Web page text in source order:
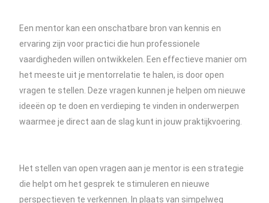
Een mentor kan een onschatbare bron van kennis en
ervaring zijn voor practici die hun professionele
vaardigheden willen ontwikkelen. Een effectieve manier om
het meeste uit je mentorrelatie te halen, is door open
vragen te stellen. Deze vragen kunnen je helpen om nieuwe
ideeën op te doen en verdieping te vinden in onderwerpen
waarmee je direct aan de slag kunt in jouw praktijkvoering.
Het stellen van open vragen aan je mentor is een strategie
die helpt om het gesprek te stimuleren en nieuwe
perspectieven te verkennen. In plaats van simpelweg